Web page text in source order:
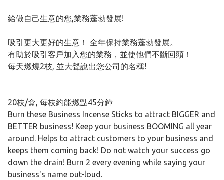
給做自己生意的您,業務蓬勃發展!
吸引更大更好的生意！ 全年保持業務蓬勃發展。
有助於吸引客戶加入您的業務，並使他們不斷回頭！
每天燃燒2枝, 並大聲說出您公司的名稱!
20枝/盒, 每枝約能燃點45分鐘
Burn these Business Incense Sticks to attract BIGGER and
BETTER business! Keep your business BOOMING all year
around. Helps to attract customers to your business and
keeps them coming back! Do not watch your success go
down the drain! Burn 2 every evening while saying your
business's name out-loud.